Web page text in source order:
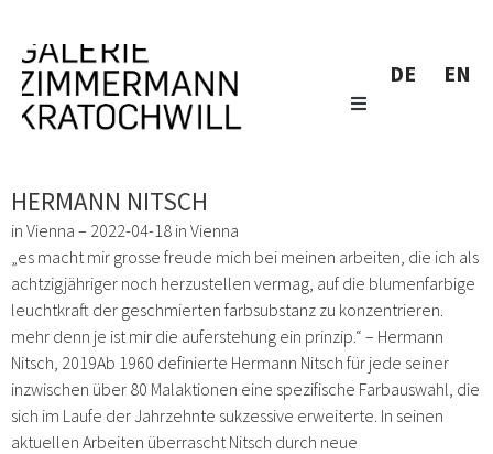
DE EN
HERMANN NITSCH
in Vienna – 2022-04-18 in Vienna
„es macht mir grosse freude mich bei meinen arbeiten, die ich als
achtzigjähriger noch herzustellen vermag, auf die blumenfarbige
leuchtkraft der geschmierten farbsubstanz zu konzentrieren.
mehr denn je ist mir die auferstehung ein prinzip.“ – Hermann
Nitsch, 2019Ab 1960 definierte Hermann Nitsch für jede seiner
inzwischen über 80 Malaktionen eine spezifische Farbauswahl, die
sich im Laufe der Jahrzehnte sukzessive erweiterte. In seinen
aktuellen Arbeiten überrascht Nitsch durch neue